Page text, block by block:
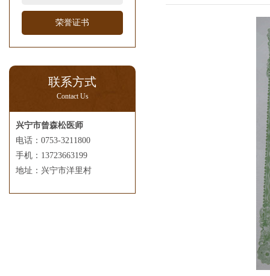
荣誉证书
联系方式
Contact Us
兴宁市曾森松医师
电话：0753-3211800
手机：13723663199
地址：兴宁市洋里村